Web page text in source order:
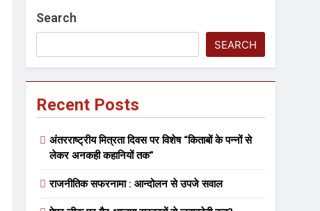
Search
SEARCH
Recent Posts
अंतरराष्ट्रीय मित्रता दिवस पर विशेष “किताबों के पन्नों से
लेकर अनकही कहानियों तक”
राजनीतिक सफरनामा : आन्दोलन से उपजे सवाल